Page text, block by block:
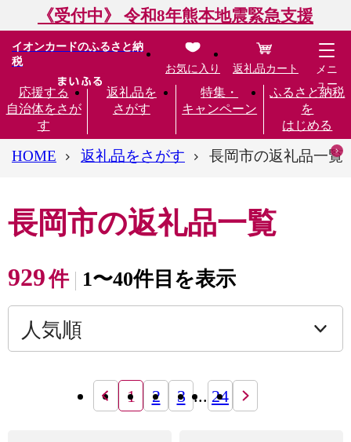
《受付中》 令和8年熊本地震緊急支援
イオンカードのふるさと納
税
応援する
自治体をさが
す
返礼品を
さがす
特集・
キャンペーン
ふるさと納税
を
はじめる
お気に入り 返礼品カート
メニ
ュー
HOME 返礼品をさがす 長岡市の返礼品一覧
長岡市の返礼品一覧
929件 1〜40件目を表示
1 2 3 ... 24